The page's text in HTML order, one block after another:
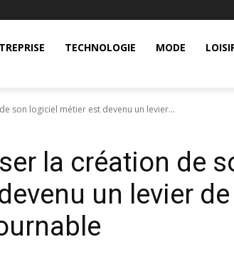
TECHNOLOGIE MODE
son logiciel métier est devenu un levier...
la création de
un levier de